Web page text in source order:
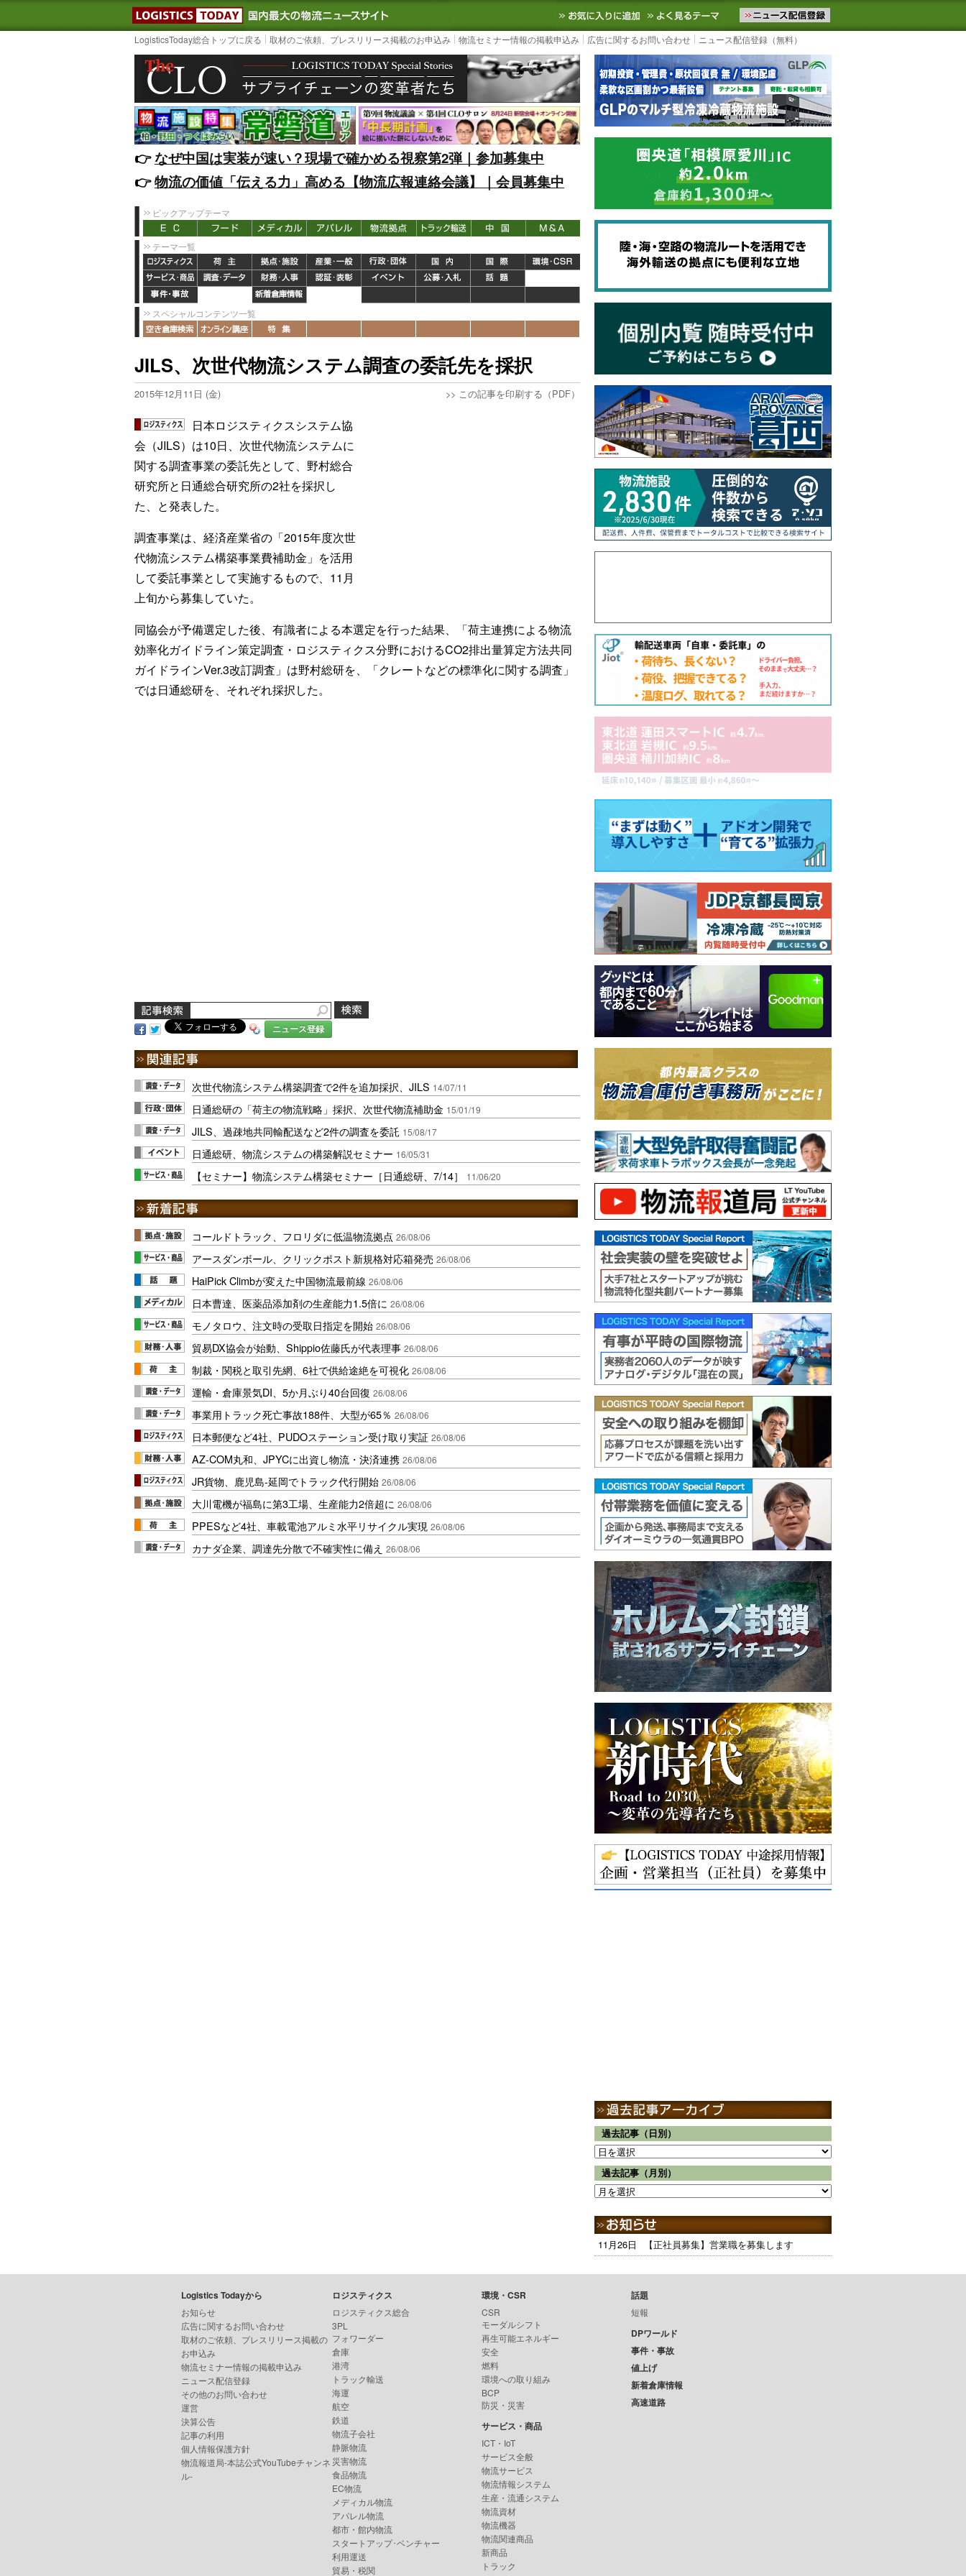
LOGISTICS TODAY｜国内最大の物流ニュースサイト3PL, SCMなど国内外の最新の物流ニュースをお届けします。物流ニュースメール配信を登録す
お気に入りに追加 よく見るテーマ
LogisticsToday総合トップに戻る 取材のご依頼、プレスリリース掲載のお申込み 物流セミナー情報の掲載申込み 広告に関するお問い合わせ ニュース配信登録（無料）
👉️なぜ中国は実装が速い？現場で確かめる視察第2弾｜参加募集中
👉️物流の価値「伝える力」高める【物流広報連絡会議】｜会員募集中
ピックアップテーマ
テーマ一覧
スペシャルコンテンツ一覧
JILS、次世代物流システム調査の委託先を採択
2015年12月11日 (金) >> この記事を印刷する（PDF）
日本ロジスティクスシステム協
会（JILS）は10日、次世代物流システムに
関する調査事業の委託先として、野村総合
研究所と日通総合研究所の2社を採択し
た、と発表した。
調査事業は、経済産業省の「2015年度次世
代物流システム構築事業費補助金」を活用
して委託事業として実施するもので、11月
上旬から募集していた。
同協会が予備選定した後、有識者による本選定を行った結果、「荷主連携による物流
効率化ガイドライン策定調査・ロジスティクス分野におけるCO2排出量算定方法共同
ガイドラインVer.3改訂調査」は野村総研を、「クレートなどの標準化に関する調査」
では日通総研を、それぞれ採択した。
ニュース登録
次世代物流システム構築調査で2件を追加採択、JILS 14/07/11
日通総研の「荷主の物流戦略」採択、次世代物流補助金 15/01/19
JILS、過疎地共同輸配送など2件の調査を委託 15/08/17
日通総研、物流システムの構築解説セミナー 16/05/31
【セミナー】物流システム構築セミナー［日通総研、7/14］ 11/06/20
コールドトラック、フロリダに低温物流拠点 26/08/06
アースダンボール、クリックポスト新規格対応箱発売 26/08/06
HaiPick Climbが変えた中国物流最前線 26/08/06
日本曹達、医薬品添加剤の生産能力1.5倍に 26/08/06
モノタロウ、注文時の受取日指定を開始 26/08/06
貿易DX協会が始動、Shippio佐藤氏が代表理事 26/08/06
制裁・関税と取引先網、6社で供給途絶を可視化 26/08/06
運輸・倉庫景気DI、5か月ぶり40台回復 26/08/06
事業用トラック死亡事故188件、大型が65％ 26/08/06
日本郵便など4社、PUDOステーション受け取り実証 26/08/06
AZ-COM丸和、JPYCに出資し物流・決済連携 26/08/06
JR貨物、鹿児島-延岡でトラック代行開始 26/08/06
大川電機が福島に第3工場、生産能力2倍超に 26/08/06
PPESなど4社、車載電池アルミ水平リサイクル実現 26/08/06
カナダ企業、調達先分散で不確実性に備え 26/08/06
過去記事（日別）
過去記事（月別）
11月26日 【正社員募集】営業職を募集します
Logistics Todayから
お知らせ
広告に関するお問い合わせ
取材のご依頼、プレスリリース掲載の
お申込み
物流セミナー情報の掲載申込み
ニュース配信登録
その他のお問い合わせ
運営
決算公告
記事の利用
個人情報保護方針
物流報道局-本誌公式YouTubeチャンネ
ル-
ロジスティクス
ロジスティクス総合
3PL
フォワーダー
倉庫
港湾
トラック輸送
海運
航空
鉄道
物流子会社
静脈物流
災害物流
食品物流
EC物流
メディカル物流
アパレル物流
都市・館内物流
スタートアップ･ベンチャー
利用運送
貿易・税関
環境・CSR
CSR
モーダルシフト
再生可能エネルギー
安全
燃料
環境への取り組み
BCP
防災・災害
サービス・商品
ICT・IoT
サービス全般
物流サービス
物流情報システム
生産・流通システム
物流資材
物流機器
物流関連商品
新商品
トラック
話題
短報
DPワールド
事件・事故
値上げ
新着倉庫情報
高速道路